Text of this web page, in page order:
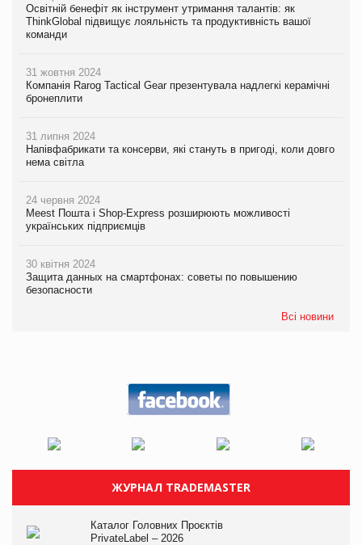
Освітній бенефіт як інструмент утримання талантів: як
ThinkGlobal підвищує лояльність та продуктивність вашої
команди
31 жовтня 2024
Компанія Rarog Tactical Gear презентувала надлегкі керамічні
бронеплити
31 липня 2024
Напівфабрикати та консерви, які стануть в пригоді, коли довго
нема світла
24 червня 2024
Meest Пошта і Shop-Express розширюють можливості
українських підприємців
30 квітня 2024
Защита данных на смартфонах: советы по повышению
безопасности
Всі новини
ЖУРНАЛ TRADEMASTER
Каталог Головних Проєктів
PrivateLabel – 2026